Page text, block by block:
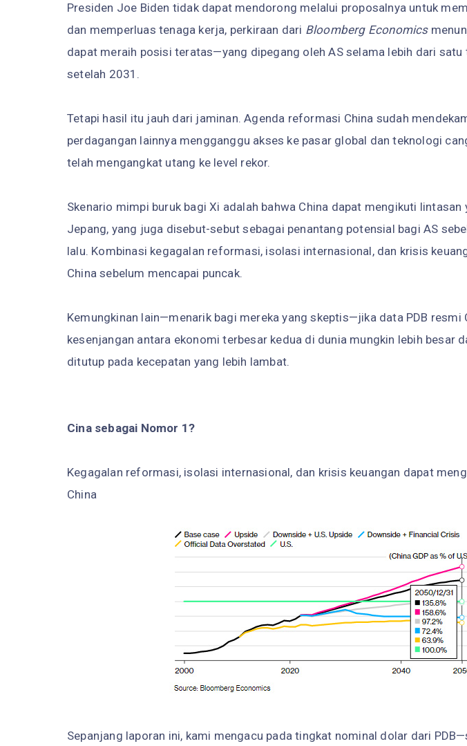
Presiden Joe Biden tidak dapat mendorong melalui proposalnya untuk
dan memperluas tenaga kerja, perkiraan dari Bloomberg Economics
dapat meraih posisi teratas—yang dipegang oleh AS selama lebih dari
setelah 2031.
Tetapi hasil itu jauh dari jaminan. Agenda reformasi China sudah
perdagangan lainnya mengganggu akses ke pasar global dan teknologi
telah mengangkat utang ke level rekor.
Skenario mimpi buruk bagi Xi adalah bahwa China dapat mengikuti lintasan
Jepang, yang juga disebut-sebut sebagai penantang potensial bagi AS
lalu. Kombinasi kegagalan reformasi, isolasi internasional, dan krisis
China sebelum mencapai puncak.
Kemungkinan lain—menarik bagi mereka yang skeptis—jika data PDB resmi
kesenjangan antara ekonomi terbesar kedua di dunia mungkin lebih besar
ditutup pada kecepatan yang lebih lambat.
Cina sebagai Nomor 1?
Kegagalan reformasi, isolasi internasional, dan krisis keuangan dapat
China
Sepanjang laporan ini, kami mengacu pada tingkat nominal dolar dari